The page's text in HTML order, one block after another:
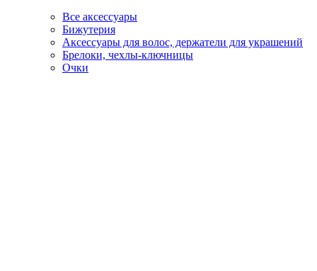
Все аксессуары
Бижутерия
Аксессуары для волос, держатели для украшений
Брелоки, чехлы-ключницы
Очки